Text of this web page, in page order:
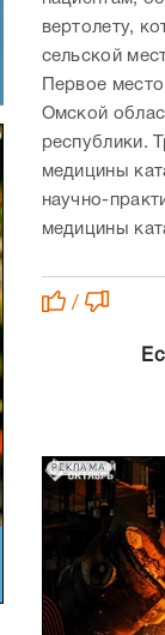
вертолету,
сельской
Первое
Омской
республики.
медицины
научно-
медицины
/
РЕКЛАМА